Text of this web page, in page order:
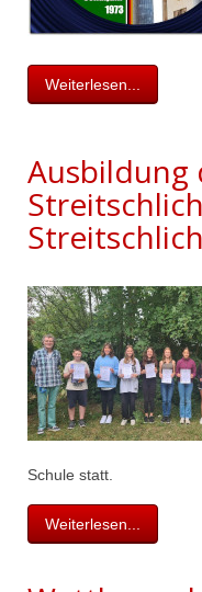
Weiterlesen...
Ausbildung
Schule statt.
Weiterlesen...